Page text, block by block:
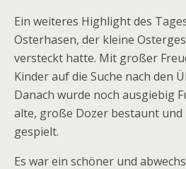
Ein weiteres Highlight des
Osterhasen, der kleine
versteckt hatte. Mit großer
Kinder auf die Suche nach den
Danach wurde noch ausgiebig
alte, große Dozer bestaunt
gespielt.
Es war ein schöner und